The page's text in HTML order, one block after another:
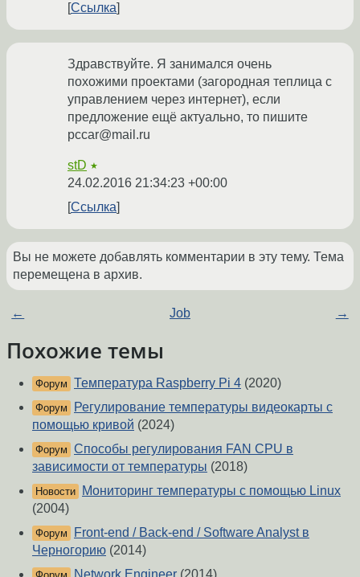
Ссылка
Здравствуйте. Я занимался очень
похожими проектами (загородная теплица с
управлением через интернет), если
предложение ещё актуально, то пишите
pccar@mail.ru
stD ★
24.02.2016 21:34:23 +00:00
Ссылка
Вы не можете добавлять комментарии в эту тему. Тема
перемещена в архив.
← Job →
Похожие темы
Форум Температура Raspberry Pi 4 (2020)
Форум
Регулирование температуры видеокарты с
помощью кривой (2024)
Форум Способы регулирования FAN CPU в
зависимости от температуры (2018)
Новости
Мониторинг температуры с помощью Linux
(2004)
Форум
Front-end / Back-end / Software Analyst в
Черногорию (2014)
Network Engineer (2014)